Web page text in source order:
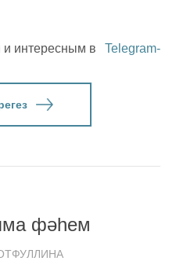
интересным в
Telegram-
фәһем